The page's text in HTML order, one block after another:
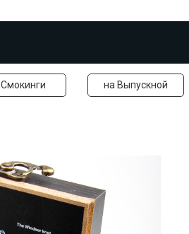
Смокинги на Выпускной